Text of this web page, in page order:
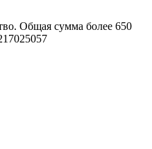
Общая сумма более 650